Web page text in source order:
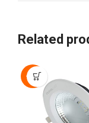
Related
-50%